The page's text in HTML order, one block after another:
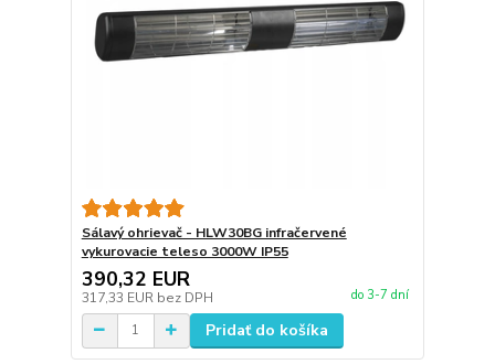
Sálavý ohrievač - HLW30BG infračervené
vykurovacie teleso 3000W IP55
390,32 EUR
317,33 EUR bez DPH do 3-7 dní
Pridať do košíka